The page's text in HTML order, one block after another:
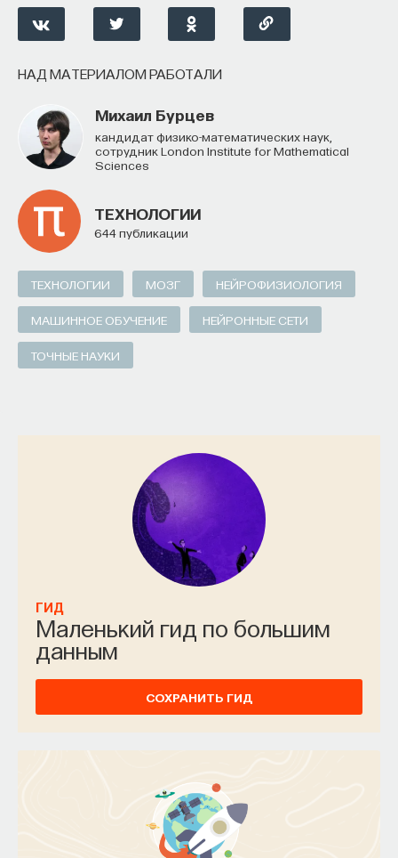
НАД МАТЕРИАЛОМ РАБОТАЛИ
Михаил Бурцев
кандидат физико-математических наук,
сотрудник London Institute for Mathematical
Sciences
ТЕХНОЛОГИИ
644 публикации
ТЕХНОЛОГИИ МОЗГ НЕЙРОФИЗИОЛОГИЯ
МАШИННОЕ ОБУЧЕНИЕ НЕЙРОННЫЕ СЕТИ
ТОЧНЫЕ НАУКИ
ГИД
Маленький гид по большим
данным
СОХРАНИТЬ ГИД